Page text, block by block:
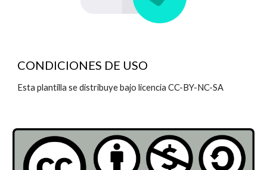
CONDICIONES DE USO
Esta plantilla se distribuye bajo licencia CC-BY-NC-SA